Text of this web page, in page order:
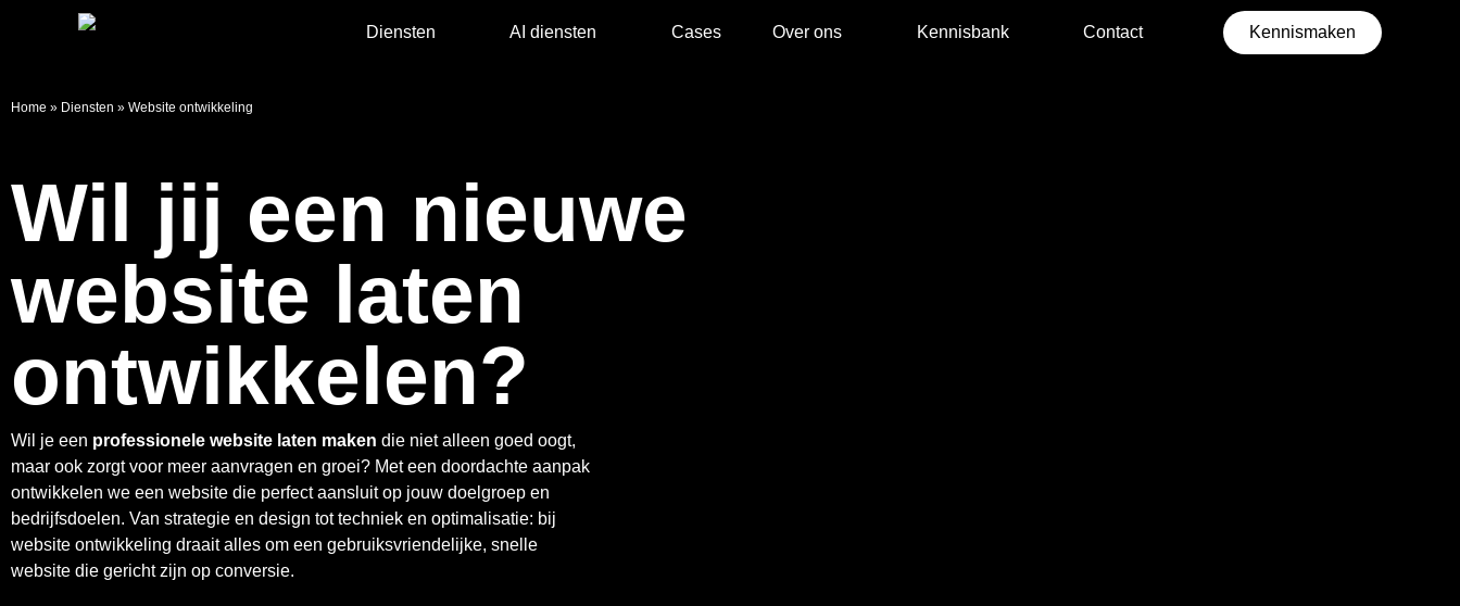
Diensten AI diensten Cases Over ons Kennisbank Contact Kennismaken
Home » Diensten » Website ontwikkeling
Wil jij een nieuwe
website laten
ontwikkelen?
Wil je een professionele website laten maken die niet alleen goed oogt,
maar ook zorgt voor meer aanvragen en groei? Met een doordachte aanpak
ontwikkelen we een website die perfect aansluit op jouw doelgroep en
bedrijfsdoelen. Van strategie en design tot techniek en optimalisatie: bij
website ontwikkeling draait alles om een gebruiksvriendelijke, snelle
website die gericht zijn op conversie.